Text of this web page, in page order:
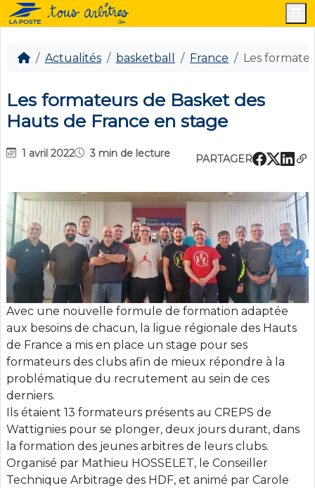
Actualités basketball France Les
Les formateurs de Basket des
Hauts de France en stage
1 avril 2022 3 min de lecture PARTAGER
Avec une nouvelle formule de formation adaptée
aux besoins de chacun, la ligue régionale des Hauts
de France a mis en place un stage pour ses
formateurs des clubs afin de mieux répondre à la
problématique du recrutement au sein de ces
derniers.
Ils étaient 13 formateurs présents au CREPS de
Wattignies pour se plonger, deux jours durant, dans
la formation des jeunes arbitres de leurs clubs.
Organisé par Mathieu HOSSELET, le Conseiller
Technique Arbitrage des HDF, et animé par Carole